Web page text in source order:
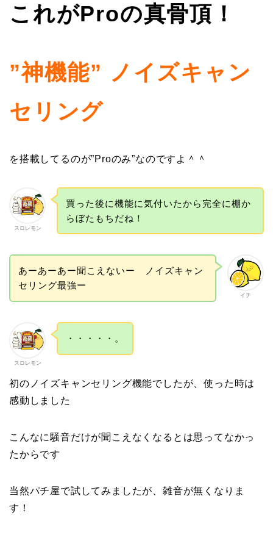
これがProの真骨頂！
”神機能” ノイズキャン
セリング
を搭載してるのが”Proのみ”なのですよ＾＾
スロレモン
買った後に機能に気付いたから完全に棚か
らぼたもちだね！
イチ
あーあーあー聞こえないー ノイズキャン
セリング最強ー
スロレモン
・・・・・。
初のノイズキャンセリング機能でしたが、使った時は
感動しました
こんなに騒音だけが聞こえなくなるとは思ってなかっ
たからです
当然パチ屋で試してみましたが、雑音が無くなりま
す！